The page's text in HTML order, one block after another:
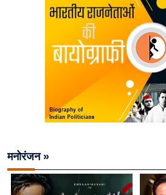
मनोरंजन »